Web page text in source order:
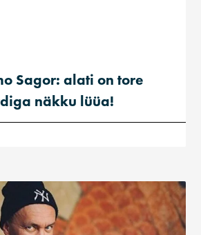
Sagor: alati on tore
näkku lüüa!